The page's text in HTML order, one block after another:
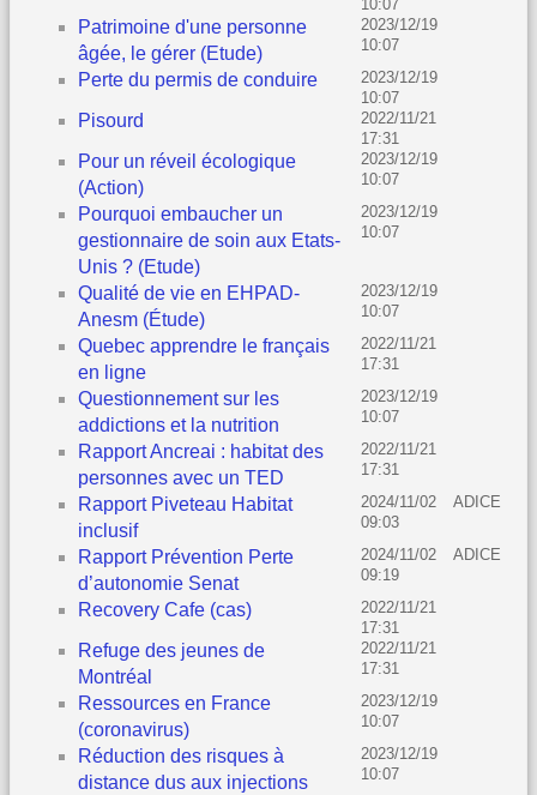
10:07
Patrimoine d'une personne
âgée, le gérer (Etude)
2023/12/19
10:07
Perte du permis de conduire
2023/12/19
10:07
Pisourd
2022/11/21
17:31
Pour un réveil écologique
(Action)
2023/12/19
10:07
Pourquoi embaucher un
gestionnaire de soin aux Etats-
Unis ? (Etude)
2023/12/19
10:07
Qualité de vie en EHPAD-
Anesm (Étude)
2023/12/19
10:07
Quebec apprendre le français
en ligne
2022/11/21
17:31
Questionnement sur les
addictions et la nutrition
2023/12/19
10:07
Rapport Ancreai : habitat des
personnes avec un TED
2022/11/21
17:31
Rapport Piveteau Habitat
inclusif
2024/11/02
09:03
ADICE
Rapport Prévention Perte
d’autonomie Senat
2024/11/02
09:19
ADICE
Recovery Cafe (cas)
2022/11/21
17:31
Refuge des jeunes de
Montréal
2022/11/21
17:31
Ressources en France
(coronavirus)
2023/12/19
10:07
Réduction des risques à
distance dus aux injections
2023/12/19
10:07